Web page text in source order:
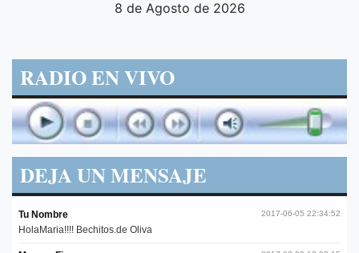
8 de Agosto de 2026
RADIO EN VIVO
DEJA UN MENSAJE